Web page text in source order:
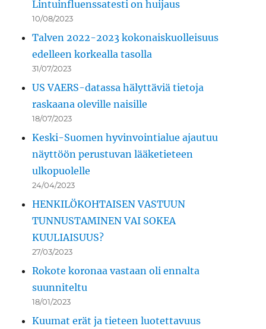
Lintuinfluenssatesti on huijaus
10/08/2023
Talven 2022-2023 kokonaiskuolleisuus
edelleen korkealla tasolla
31/07/2023
US VAERS-datassa hälyttäviä tietoja
raskaana oleville naisille
18/07/2023
Keski-Suomen hyvinvointialue ajautuu
näyttöön perustuvan lääketieteen
ulkopuolelle
24/04/2023
HENKILÖKOHTAISEN VASTUUN
TUNNUSTAMINEN VAI SOKEA
KUULIAISUUS?
27/03/2023
Rokote koronaa vastaan oli ennalta
suunniteltu
18/01/2023
Kuumat erät ja tieteen luotettavuus